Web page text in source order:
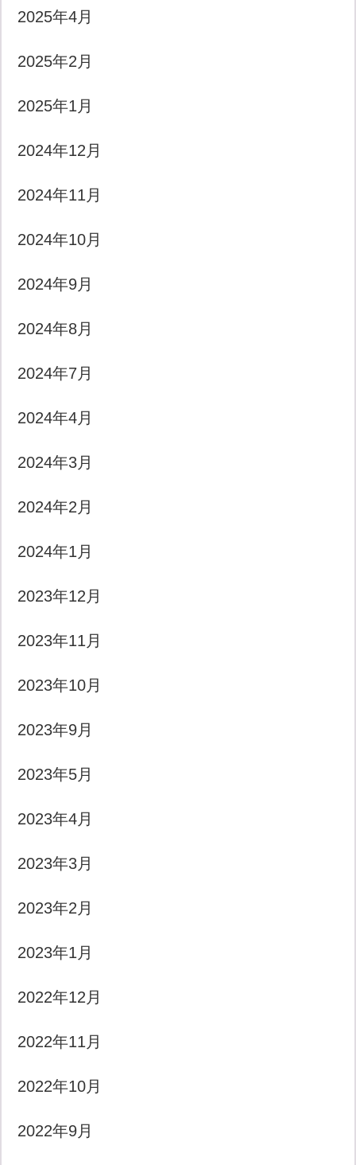
2025年4月
2025年2月
2025年1月
2024年12月
2024年11月
2024年10月
2024年9月
2024年8月
2024年7月
2024年4月
2024年3月
2024年2月
2024年1月
2023年12月
2023年11月
2023年10月
2023年9月
2023年5月
2023年4月
2023年3月
2023年2月
2023年1月
2022年12月
2022年11月
2022年10月
2022年9月